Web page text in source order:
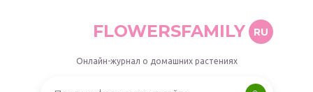
FLOWERSFAMILY RU
Онлайн-журнал о домашних растениях